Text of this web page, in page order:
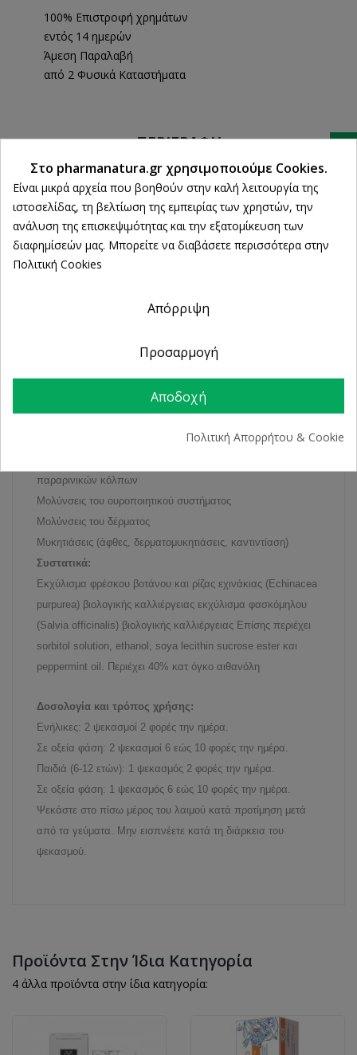
100% Επιστροφή χρημάτων
εντός 14 ημερών
Άμεση Παραλαβή
από 2 Φυσικά Καταστήματα
ΠΕΡΙΓΡΑΦΉ
ΛΕΠΤΟΜΈΡΕΙΕΣ ΠΡΟΪΌΝΤΟΣ
Echinacea Throat Spray
Spray της φαρυγγικής κοιλότητας (Throat Spray) από
Ιογενείς μολύνσεις (κρυολόγημα, γρίπη, σύνδρομο χρόνιας
συστήματος (ωτίτιδα, αμυγδαλίτιδα, φαρυγγίτιδα,
παραρινικών κόλπων
Μολύνσεις του ουροποιητικού συστήματος
Μολύνσεις του δέρματος
Μυκητιάσεις (άφθες, δερματομυκητιάσεις, καντιντίαση)
Συστατικά:
Εκχύλισμα φρέσκου βοτάνου και ρίζας εχινάκιας (Echinacea
purpurea) βιολογικής καλλιέργειας εκχύλισμα φασκόμηλου
(Salvia officinalis) βιολογικής καλλιέργειας Επίσης περιέχει
sorbitol solution, ethanol, soya lecithin sucrose ester και
peppermint oil. Περιέχει 40% κατ όγκο αιθανόλη
Δοσολογία και τρόπος χρήσης:
Ενήλικες: 2 ψεκασμοί 2 φορές την ημέρα.
Σε οξεία φάση: 2 ψεκασμοί 6 εώς 10 φορές την ημέρα.
Παιδιά (6-12 ετών): 1 ψεκασμός 2 φορές την ημέρα.
Σε οξεία φάση: 1 ψεκασμός 6 εώς 10 φορές την ημέρα.
Ψεκάστε στο πίσω μέρος του λαιμού κατά προτίμηση μετά
από τα γεύματα. Μην εισπνέετε κατά τη διάρκεια του
ψεκασμού.
Προϊόντα Στην Ίδια Κατηγορία
4 άλλα προϊόντα στην ίδια κατηγορία:
Στο pharmanatura.gr χρησιμοποιούμε Cookies.
Είναι μικρά αρχεία που βοηθούν στην καλή λειτουργία της
ιστοσελίδας, τη βελτίωση της εμπειρίας των χρηστών, την
ανάλυση της επισκεψιμότητας και την εξατομίκευση των
διαφημίσεών μας. Μπορείτε να διαβάσετε περισσότερα στην
Πολιτική Cookies
Απόρριψη
Προσαρμογή
Αποδοχή
Πολιτική Απορρήτου & Cookie